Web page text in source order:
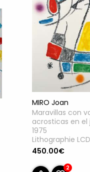
MIRO Joan
Maravillas con
acrosticas en el
1975
Lithographie
450.00€
2